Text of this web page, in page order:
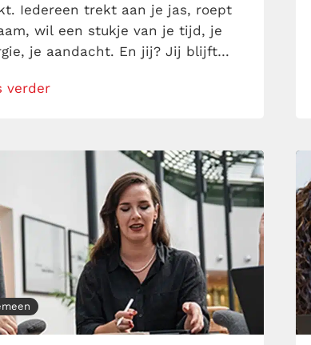
Iedereen trekt aan je jas, roept
wil een stukje van je tijd, je
je aandacht. En jij? Jij blijft
avonds thuiskomt en merkt dat je
verder